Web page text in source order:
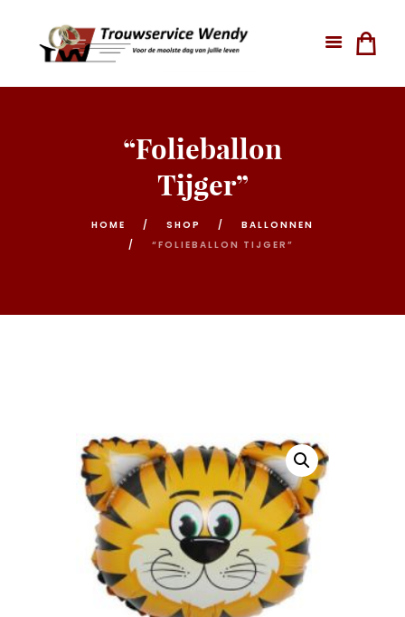
“Folieballon
Tijger”
HOME SHOP
BALLONNEN
“FOLIEBALLON TIJGER”